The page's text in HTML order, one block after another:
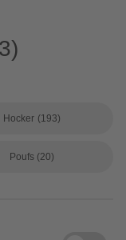
Hocker (193)
Poufs (20)